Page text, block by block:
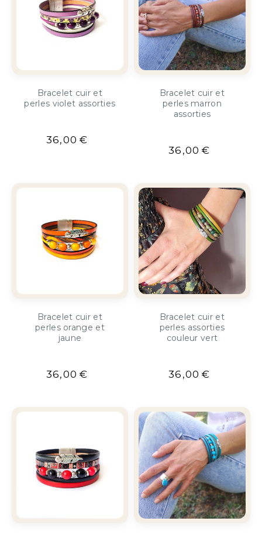
Bracelet cuir et
perles violet assorties
36,00 €
Bracelet cuir et
perles marron
assorties
36,00 €
Bracelet cuir et
perles orange et
jaune
36,00 €
Bracelet cuir et
perles assorties
couleur vert
36,00 €